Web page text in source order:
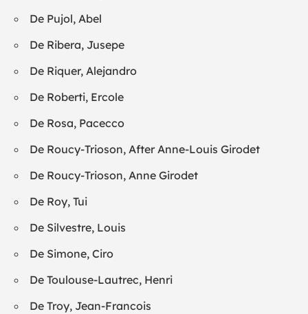
De Pujol, Abel
De Ribera, Jusepe
De Riquer, Alejandro
De Roberti, Ercole
De Rosa, Pacecco
De Roucy-Trioson, After Anne-Louis Girodet
De Roucy-Trioson, Anne Girodet
De Roy, Tui
De Silvestre, Louis
De Simone, Ciro
De Toulouse-Lautrec, Henri
De Troy, Jean-Francois